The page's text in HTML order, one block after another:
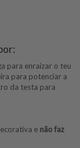
para enraizar o teu
para potenciar a
da testa para
e não faz